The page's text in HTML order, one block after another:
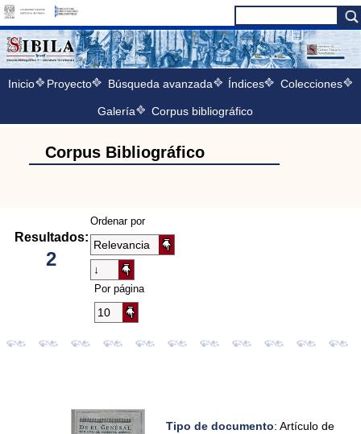
Inicio Proyecto Búsqueda avanzada Índices Colecciones
Galería Corpus bibliográfico
Corpus Bibliográfico
Resultados:
2
Ordenar por
Por página
Tipo de documento: Artículo de